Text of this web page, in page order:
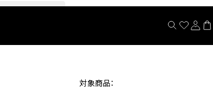
対象商品：